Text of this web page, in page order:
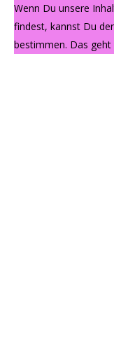
Wenn Du unsere
findest, kannst Du
bestimmen. Das geht